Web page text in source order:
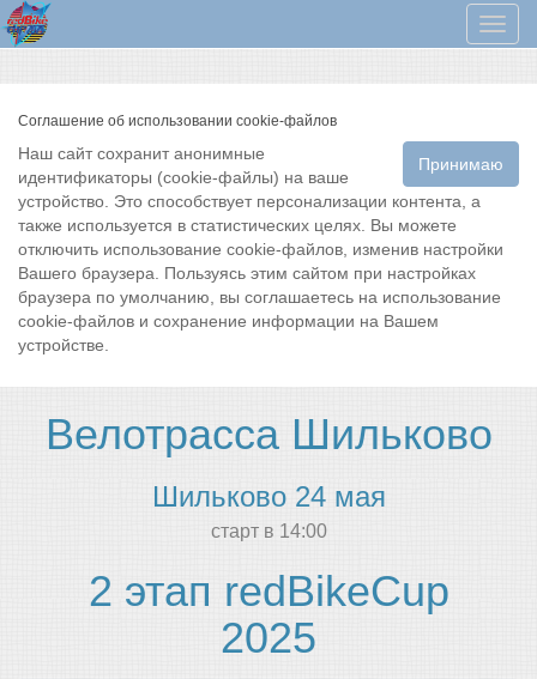
Меню
Соглашение об использовании cookie-файлов
Принимаю
Наш сайт сохранит анонимные
идентификаторы (cookie-файлы) на ваше
устройство. Это способствует персонализации контента, а
также используется в статистических целях. Вы можете
отключить использование cookie-файлов, изменив настройки
Вашего браузера. Пользуясь этим сайтом при настройках
браузера по умолчанию, вы соглашаетесь на использование
cookie-файлов и сохранение информации на Вашем
устройстве.
Велотрасса Шильково
Шильково 24 мая
cтарт в 14:00
2 этап redBikeCup
2025